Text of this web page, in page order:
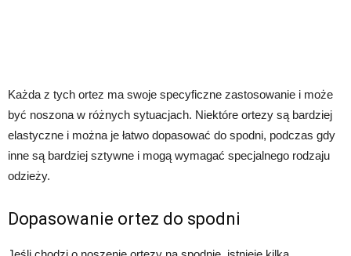
Każda z tych ortez ma swoje specyficzne zastosowanie i może
być noszona w różnych sytuacjach. Niektóre ortezy są bardziej
elastyczne i można je łatwo dopasować do spodni, podczas gdy
inne są bardziej sztywne i mogą wymagać specjalnego rodzaju
odzieży.
Dopasowanie ortez do spodni